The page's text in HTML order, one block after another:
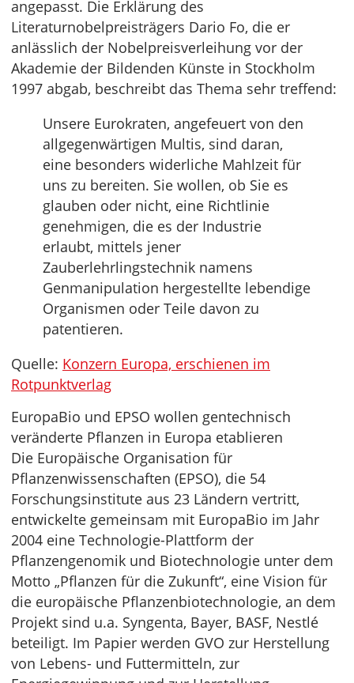
angepasst. Die Erklärung des
Literaturnobelpreisträgers Dario Fo, die er
anlässlich der Nobelpreisverleihung vor der
Akademie der Bildenden Künste in Stockholm
1997 abgab, beschreibt das Thema sehr treffend:
Unsere Eurokraten, angefeuert von den
allgegenwärtigen Multis, sind daran,
eine besonders widerliche Mahlzeit für
uns zu bereiten. Sie wollen, ob Sie es
glauben oder nicht, eine Richtlinie
genehmigen, die es der Industrie
erlaubt, mittels jener
Zauberlehrlingstechnik namens
Genmanipulation hergestellte lebendige
Organismen oder Teile davon zu
patentieren.
Quelle: Konzern Europa, erschienen im
Rotpunktverlag
EuropaBio und EPSO wollen gentechnisch
veränderte Pflanzen in Europa etablieren
Die Europäische Organisation für
Pflanzenwissenschaften (EPSO), die 54
Forschungsinstitute aus 23 Ländern vertritt,
entwickelte gemeinsam mit EuropaBio im Jahr
2004 eine Technologie-Plattform der
Pflanzengenomik und Biotechnologie unter dem
Motto „Pflanzen für die Zukunft“, eine Vision für
die europäische Pflanzenbiotechnologie, an dem
Projekt sind u.a. Syngenta, Bayer, BASF, Nestlé
beteiligt. Im Papier werden GVO zur Herstellung
von Lebens- und Futtermitteln, zur